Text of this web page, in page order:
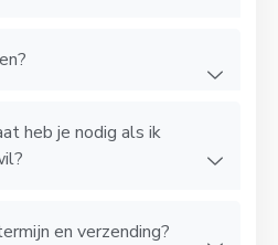
heb je nodig als ik
en verzending?